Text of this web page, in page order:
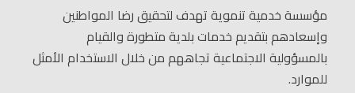
مؤسسة خدمية تنموية تهدف لتحقيق رضا المواطنين
وإسعادهم بتقديم خدمات بلدية متطورة والقيام
بالمسؤولية الاجتماعية تجاههم من خلال الاستخدام الأمثل
للموارد.